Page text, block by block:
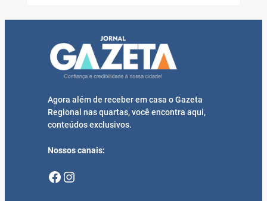
Agora além de receber em casa o Gazeta
Regional nas quartas, você encontra aqui,
conteúdos exclusivos.
Nossos canais:
Facebook Instagram